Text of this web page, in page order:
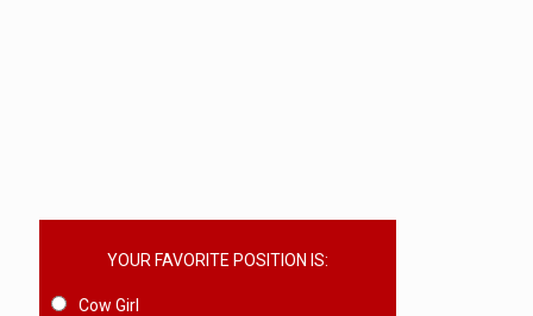
YOUR FAVORITE POSITION IS:
Cow Girl